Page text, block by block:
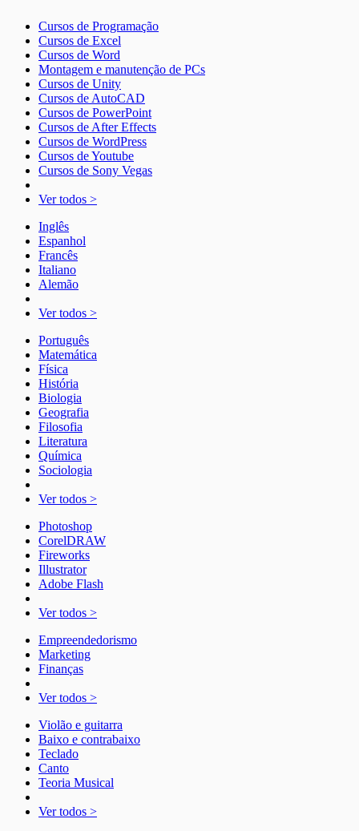
Cursos de Programação
Cursos de Excel
Cursos de Word
Montagem e manutenção de PCs
Cursos de Unity
Cursos de AutoCAD
Cursos de PowerPoint
Cursos de After Effects
Cursos de WordPress
Cursos de Youtube
Cursos de Sony Vegas
Ver todos >
Inglês
Espanhol
Francês
Italiano
Alemão
Ver todos >
Português
Matemática
Física
História
Biologia
Geografia
Filosofia
Literatura
Química
Sociologia
Ver todos >
Photoshop
CorelDRAW
Fireworks
Illustrator
Adobe Flash
Ver todos >
Empreendedorismo
Marketing
Finanças
Ver todos >
Violão e guitarra
Baixo e contrabaixo
Teclado
Canto
Teoria Musical
Ver todos >